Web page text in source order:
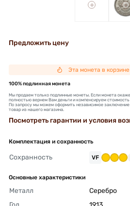
+ +
Предложить цену
Эта монета в
100% подлинная монета
Мы продаем только подлинные монеты. Если монета
полностью вернем Вам деньги и компенсируем
По запросу мы можем оформить независимое заключение
товар из нашего магазина.
Посмотреть гарантии и условия
Комплектация и сохранность
Сохранность VF
Основные характеристики
Металл
Серебро